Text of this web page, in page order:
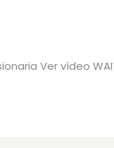
Ver vídeo